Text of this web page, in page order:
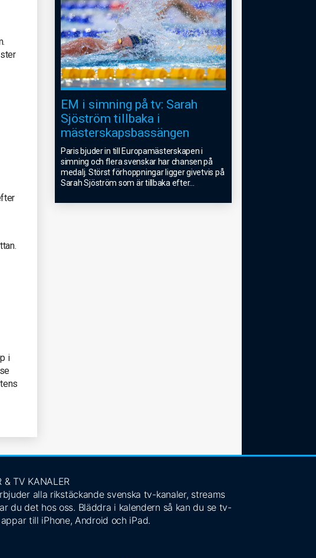
i
EM i simning på tv: Sarah
Sjöström tillbaka i
mästerskapsbassängen
Paris bjuder in till Europamästerskapen i
simning och flera svenskar har chansen på
medalj. Störst förhoppningar ligger givetvis på
Sarah Sjöström som är tillbaka efter...
& TV KANALER
alla rikstäckande svenska tv-kanaler, streams
du det hos oss. Bläddra i kalendern så kan du se tv-
till iPhone, Android och iPad.